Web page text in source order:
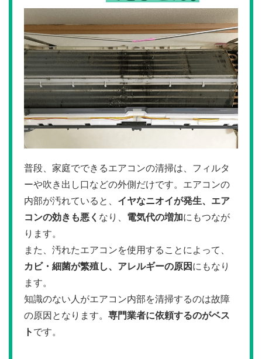
普段、家庭でできるエアコンの清掃は、フィルタ
ーや吹き出し口などの外側だけです。エアコンの
内部が汚れていると、 イヤなニオイが発生、エア
コンの効きも悪く なり、 電気代の増加にもつなが
ります。
また、汚れたエアコンを使用することによって、
カビ・細菌が繁殖し、アレルギーの原因 にもなり
ます。
知識のない人がエアコン内部を清掃するのは故障
の原因となります。 専門業者に依頼するのがベス
ト です。